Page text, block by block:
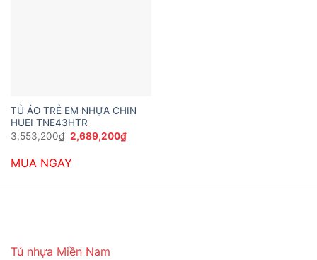
TỦ ÁO TRẺ EM NHỰA CHIN
HUEI TNE43HTR
3,553,200₫ Giá
gốc
3,553,200₫.
2,689,200₫Giá
hiện
MUA NGAY
Tủ nhựa Miền Nam